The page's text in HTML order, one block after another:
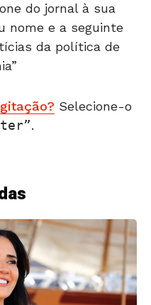
do jornal à sua
nome e a seguinte
da política de
Selecione-o
.